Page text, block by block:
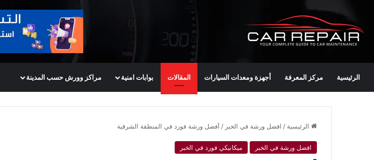
الرئيسية مركز المعرفة أجهزة ومعدات السيارات المقالات بوابات امنية مراكز وورش حسب المدينة
الرئيسية / افضل ورشة في الخبر / أفضل ورشة فورد في المنطقة الشرقية
افضل ورشة في الخبر ميكانيكي فورد في الخبر